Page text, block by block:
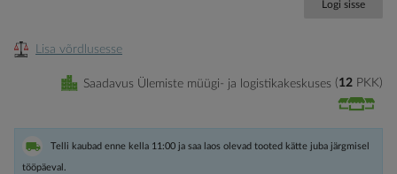
Logi sisse
Lisa võrdlusesse
Saadavus Ülemiste müügi- ja logistikakeskuses 12 PKK
Telli kaubad enne kella 11:00 ja saa laos olevad tooted kätte juba järgmisel
tööpäeval.